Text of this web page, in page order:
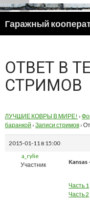
Гаражный
ПЕРЕЙТИ
ОТВЕТ В
СТРИМОВ
ЛУЧШИЕ КОВРЫ В МИРЕ! ›
баранкой › Записи стримов ›
2015-01-11 в 15:00
a_rylie
Участник
Часть 1
Часть 2